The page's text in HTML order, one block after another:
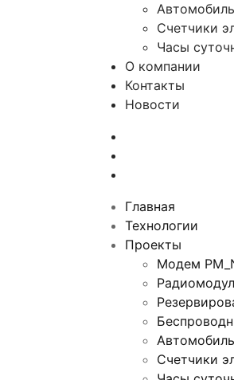
Счетчики
Часы
О компании
Контакты
Новости
Главная
Технологии
Проекты
Модем
Счетчики